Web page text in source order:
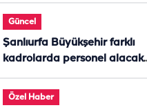
Güncel
Şanlıurfa Büyükşehir farklı
kadrolarda personel alacak!
Özel Haber